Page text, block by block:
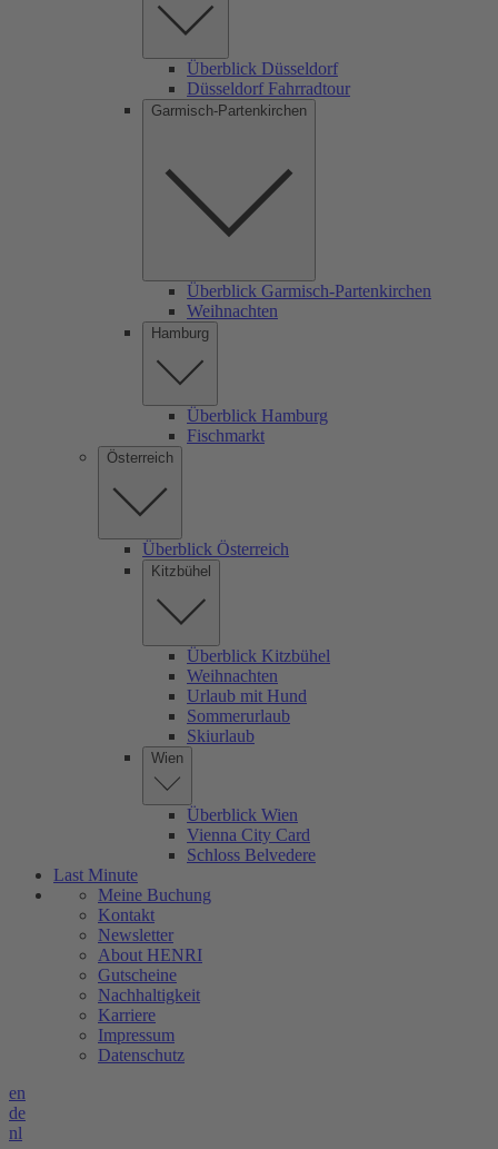
Überblick Düsseldorf
Düsseldorf Fahrradtour
Garmisch-Partenkirchen
Überblick Garmisch-Partenkirchen
Weihnachten
Hamburg
Überblick Hamburg
Fischmarkt
Österreich
Überblick Österreich
Kitzbühel
Überblick Kitzbühel
Weihnachten
Urlaub mit Hund
Sommerurlaub
Skiurlaub
Wien
Überblick Wien
Vienna City Card
Schloss Belvedere
Last Minute
Meine Buchung
Kontakt
Newsletter
About HENRI
Gutscheine
Nachhaltigkeit
Karriere
Impressum
Datenschutz
en
de
nl